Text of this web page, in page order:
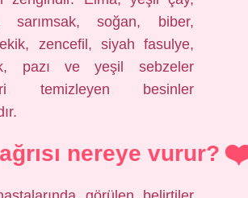
sarımsak, soğan, biber,
zencefil, siyah fasulye,
pazı ve yeşil sebzeler
temizleyen besinler
nereye vurur?